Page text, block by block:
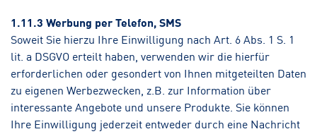
1.11.3 Werbung per Telefon, SMS
Soweit Sie hierzu Ihre Einwilligung nach Art. 6 Abs. 1 S. 1
lit. a DSGVO erteilt haben, verwenden wir die hierfür
erforderlichen oder gesondert von Ihnen mitgeteilten Daten
zu eigenen Werbezwecken, z.B. zur Information über
interessante Angebote und unsere Produkte. Sie können
Ihre Einwilligung jederzeit entweder durch eine Nachricht